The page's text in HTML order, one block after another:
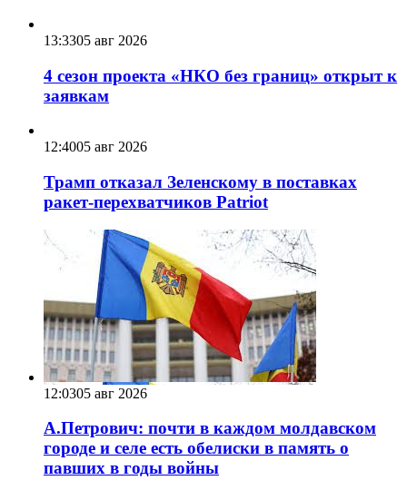
13:3305 авг 2026
4 сезон проекта «НКО без границ» открыт к
заявкам
12:4005 авг 2026
Трамп отказал Зеленскому в поставках
ракет-перехватчиков Patriot
12:0305 авг 2026
А.Петрович: почти в каждом молдавском
городе и селе есть обелиски в память о
павших в годы войны